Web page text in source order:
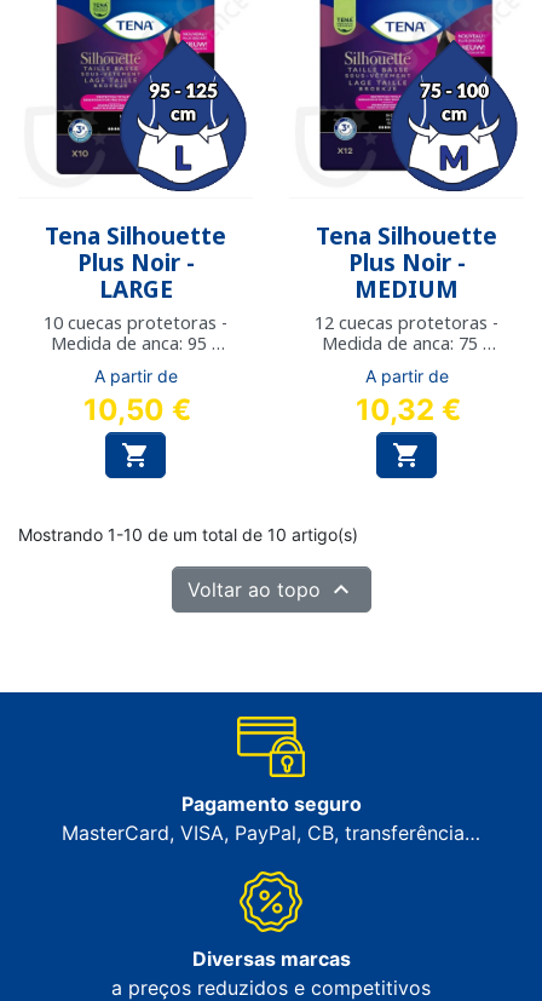
Tena Silhouette
Plus Noir -
LARGE
10 cuecas protetoras -
Medida de anca: 95 a
125 cm
A partir de
10,50 €

Tena Silhouette
Plus Noir -
MEDIUM
12 cuecas protetoras -
Medida de anca: 75 a
100 cm
A partir de
10,32 €

Mostrando 1-10 de um total de 10 artigo(s)
Voltar ao topo 
Pagamento seguro
MasterCard, VISA, PayPal, CB, transferência…
Diversas marcas
a preços reduzidos e competitivos